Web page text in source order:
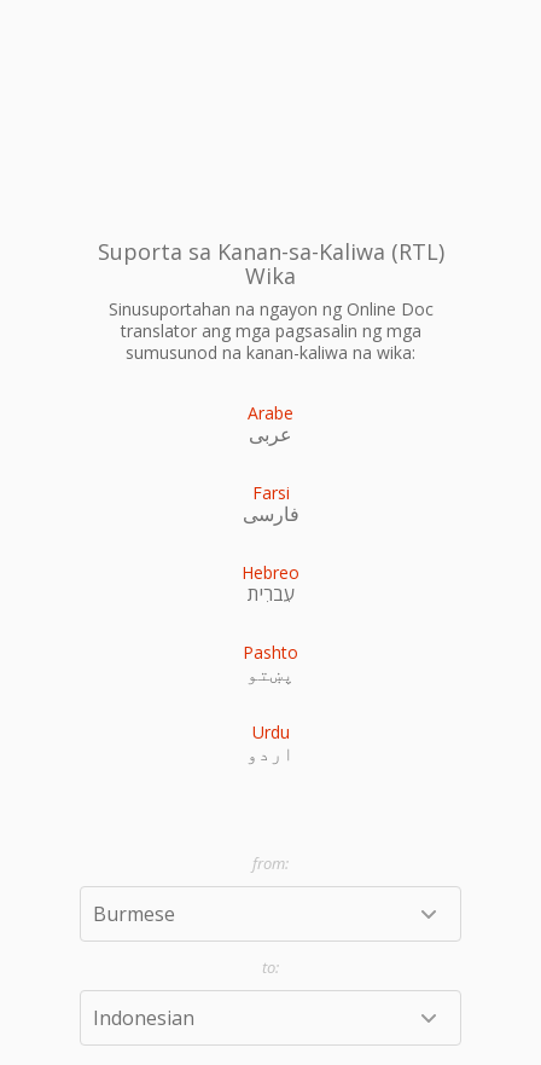
Suporta sa Kanan-sa-Kaliwa (RTL)
Wika
Sinusuportahan na ngayon ng Online Doc
translator ang mga pagsasalin ng mga
sumusunod na kanan-kaliwa na wika:
Arabe
عربى
Farsi
فارسی
Hebreo
עִברִית
Pashto
پښتو
Urdu
اردو